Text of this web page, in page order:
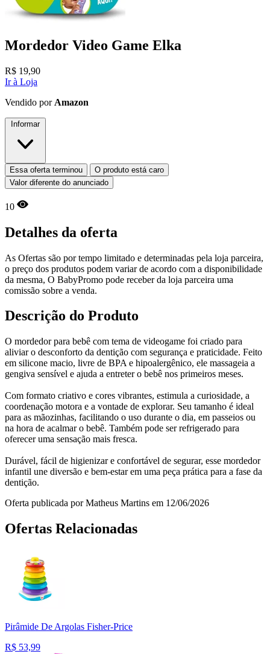
Mordedor Video Game Elka
R$ 19,90
Ir à Loja
Vendido por Amazon
Informar
Essa oferta terminou
O produto está caro
Valor diferente do anunciado
10
Detalhes da oferta
As Ofertas são por tempo limitado e determinadas pela loja parceira,
o preço dos produtos podem variar de acordo com a disponibilidade
da mesma, O BabyPromo pode receber da loja parceira uma
comissão sobre a venda.
Descrição do Produto
O mordedor para bebê com tema de videogame foi criado para
aliviar o desconforto da dentição com segurança e praticidade. Feito
em silicone macio, livre de BPA e hipoalergênico, ele massageia a
gengiva sensível e ajuda a entreter o bebê nos primeiros meses.
Com formato criativo e cores vibrantes, estimula a curiosidade, a
coordenação motora e a vontade de explorar. Seu tamanho é ideal
para as mãozinhas, facilitando o uso durante o dia, em passeios ou
na hora de acalmar o bebê. Também pode ser refrigerado para
oferecer uma sensação mais fresca.
Durável, fácil de higienizar e confortável de segurar, esse mordedor
infantil une diversão e bem-estar em uma peça prática para a fase da
dentição.
Oferta publicada por Matheus Martins em 12/06/2026
Ofertas Relacionadas
Pirâmide De Argolas Fisher-Price
R$ 53,99